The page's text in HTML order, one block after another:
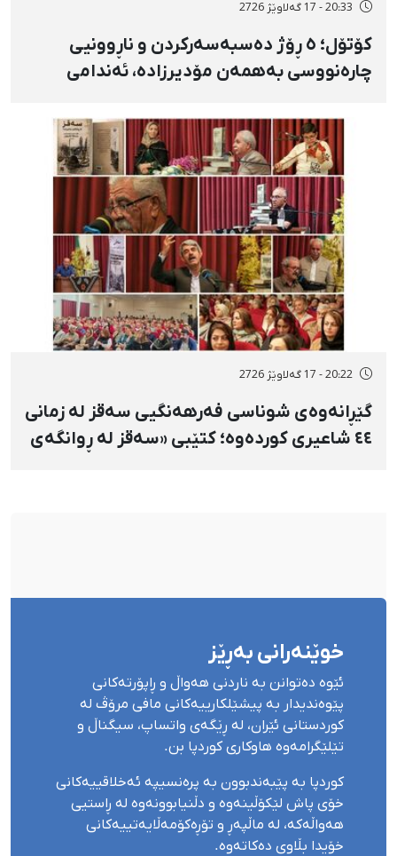
20:33 - 17 گەلاوێژ 2726
کۆتۆل؛ ٥ ڕۆژ دەسبەسەرکردن و ناڕوونیی
چارەنووسی بەهمەن مۆدیرزادە، ئەندامی
لە دژی لەسێدارەدان
20:22 - 17 گەلاوێژ 2726
گێڕانەوەی شوناسی فەرهەنگیی سەقز لە زمانی
٤٤ شاعیری کوردەوە؛ کتێبی «سەقز لە ڕوانگەی
خوێنەرانی بەڕێز
ئێوە دەتوانن بە ناردنی هەواڵ و ڕاپۆرتەکانی
پێوەندیدار بە پیشێلکارییەکانی مافی مرۆڤ لە
کوردستانی ئێران، لە ڕێگەی واتساپ، سیگناڵ و
تێلێگرامەوە هاوکاری کوردپا بن.
کوردپا بە پێبەندبوون بە پرەنسیپە ئەخلاقییەکانی
خۆی پاش لێکۆڵینەوە و دڵنیابوونەوە لە ڕاستیی
هەواڵەکە، لە ماڵپەڕ و تۆڕەکۆمەڵایەتییەکانی
خۆیدا بڵاوی دەکاتەوە.